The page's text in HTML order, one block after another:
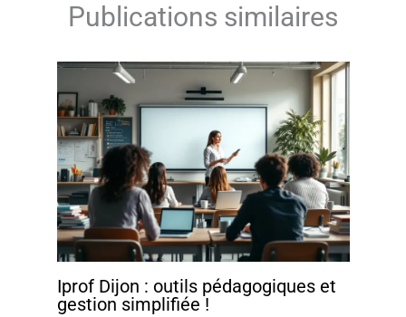
Publications similaires
Iprof Dijon : outils pédagogiques et
gestion simplifiée !